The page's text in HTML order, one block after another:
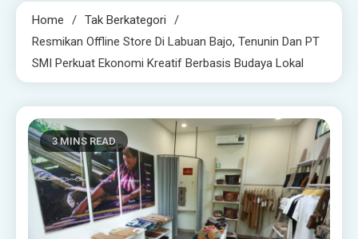
Home
Tak Berkategori
Resmikan Offline Store Di Labuan Bajo, Tenunin Dan PT
SMI Perkuat Ekonomi Kreatif Berbasis Budaya Lokal
3 MINS READ